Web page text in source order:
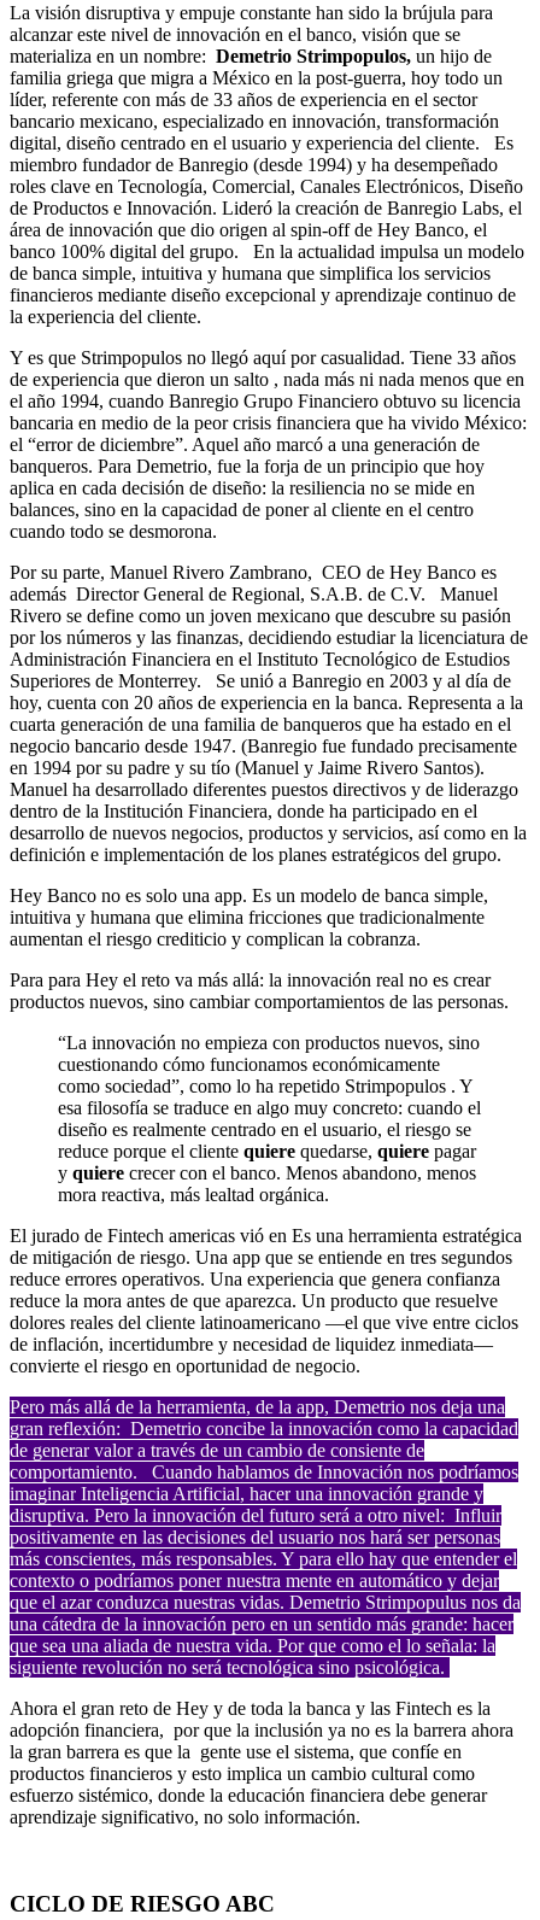
La visión disruptiva y empuje constante han sido la brújula para
alcanzar este nivel de innovación en el banco, visión que se
materializa en un nombre: Demetrio Strimpopulos, un hijo de
familia griega que migra a México en la post-guerra, hoy todo un
líder, referente con más de 33 años de experiencia en el sector
bancario mexicano, especializado en innovación, transformación
digital, diseño centrado en el usuario y experiencia del cliente. Es
miembro fundador de Banregio (desde 1994) y ha desempeñado
roles clave en Tecnología, Comercial, Canales Electrónicos, Diseño
de Productos e Innovación. Lideró la creación de Banregio Labs, el
área de innovación que dio origen al spin-off de Hey Banco, el
banco 100% digital del grupo. En la actualidad impulsa un modelo
de banca simple, intuitiva y humana que simplifica los servicios
financieros mediante diseño excepcional y aprendizaje continuo de
la experiencia del cliente.
Y es que Strimpopulos no llegó aquí por casualidad. Tiene 33 años
de experiencia que dieron un salto , nada más ni nada menos que en
el año 1994, cuando Banregio Grupo Financiero obtuvo su licencia
bancaria en medio de la peor crisis financiera que ha vivido México:
el “error de diciembre”. Aquel año marcó a una generación de
banqueros. Para Demetrio, fue la forja de un principio que hoy
aplica en cada decisión de diseño: la resiliencia no se mide en
balances, sino en la capacidad de poner al cliente en el centro
cuando todo se desmorona.
Por su parte, Manuel Rivero Zambrano, CEO de Hey Banco es
además Director General de Regional, S.A.B. de C.V. Manuel
Rivero se define como un joven mexicano que descubre su pasión
por los números y las finanzas, decidiendo estudiar la licenciatura de
Administración Financiera en el Instituto Tecnológico de Estudios
Superiores de Monterrey. Se unió a Banregio en 2003 y al día de
hoy, cuenta con 20 años de experiencia en la banca. Representa a la
cuarta generación de una familia de banqueros que ha estado en el
negocio bancario desde 1947. (Banregio fue fundado precisamente
en 1994 por su padre y su tío (Manuel y Jaime Rivero Santos).
Manuel ha desarrollado diferentes puestos directivos y de liderazgo
dentro de la Institución Financiera, donde ha participado en el
desarrollo de nuevos negocios, productos y servicios, así como en la
definición e implementación de los planes estratégicos del grupo.
Hey Banco no es solo una app. Es un modelo de banca simple,
intuitiva y humana que elimina fricciones que tradicionalmente
aumentan el riesgo crediticio y complican la cobranza.
Para para Hey el reto va más allá: la innovación real no es crear
productos nuevos, sino cambiar comportamientos de las personas.
“La innovación no empieza con productos nuevos, sino
cuestionando cómo funcionamos económicamente
como sociedad”, como lo ha repetido Strimpopulos . Y
esa filosofía se traduce en algo muy concreto: cuando el
diseño es realmente centrado en el usuario, el riesgo se
reduce porque el cliente quiere quedarse, quiere pagar
y quiere crecer con el banco. Menos abandono, menos
mora reactiva, más lealtad orgánica.
El jurado de Fintech americas vió en Es una herramienta estratégica
de mitigación de riesgo. Una app que se entiende en tres segundos
reduce errores operativos. Una experiencia que genera confianza
reduce la mora antes de que aparezca. Un producto que resuelve
dolores reales del cliente latinoamericano —el que vive entre ciclos
de inflación, incertidumbre y necesidad de liquidez inmediata—
convierte el riesgo en oportunidad de negocio.
Pero más allá de la herramienta, de la app, Demetrio nos deja una
gran reflexión: Demetrio concibe la innovación como la capacidad
de generar valor a través de un cambio de consiente de
comportamiento. Cuando hablamos de Innovación nos podríamos
imaginar Inteligencia Artificial, hacer una innovación grande y
disruptiva. Pero la innovación del futuro será a otro nivel: Influir
positivamente en las decisiones del usuario nos hará ser personas
más conscientes, más responsables. Y para ello hay que entender el
contexto o podríamos poner nuestra mente en automático y dejar
que el azarconduzca nuestras vidas. Demetrio Strimpopulus nos da
una cátedra de la innovación pero en un sentido más grande: hacer
que sea una aliada de nuestra vida. Por que como el lo señala: la
siguiente revolución no será tecnológica sino psicológica.
Ahora el gran reto de Hey y de toda la banca y las Fintech es la
adopción financiera, por que la inclusión ya no es la barrera ahora
la gran barrera es que la gente use el sistema, que confíe en
productos financieros y esto implica un cambio cultural como
esfuerzo sistémico, donde la educación financiera debe generar
aprendizaje significativo, no solo información.
CICLO DE RIESGO ABC